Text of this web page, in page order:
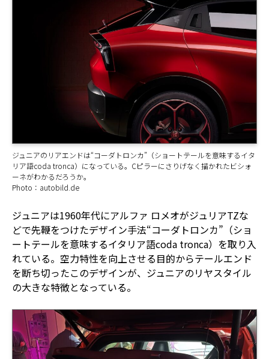
ジュニアのリアエンドは“コーダトロンカ”（ショートテールを意味するイタ
リア語coda tronca）になっている。Cピラーにさりげなく描かれたビシォ
ーネがわかるだろうか。
Photo：autobild.de
ジュニアは1960年代にアルファ ロメオがジュリアTZな
どで先鞭をつけたデザイン手法“コーダトロンカ”（ショ
ートテールを意味するイタリア語coda tronca）を取り入
れている。空力特性を向上させる目的からテールエンド
を断ち切ったこのデザインが、ジュニアのリヤスタイル
の大きな特徴となっている。